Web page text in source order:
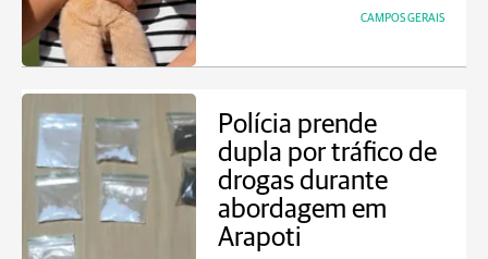
CAMPOS GERAIS
Polícia prende
dupla por tráfico de
drogas durante
abordagem em
Arapoti